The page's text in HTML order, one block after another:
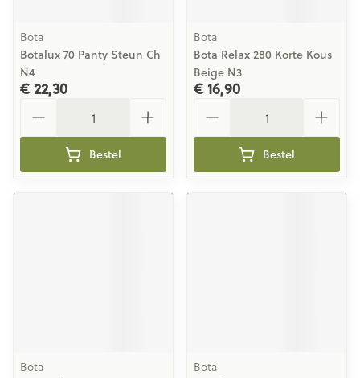
Bota
Botalux 70 Panty Steun Ch
N4
€ 22,30
Bestel
Bota
Bota Relax 280 Korte Kous
Beige N3
€ 16,90
Bestel
Bota Bota